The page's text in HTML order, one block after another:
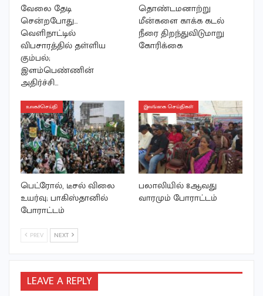
வேலை தேடி
சென்றபோது…
வெளிநாட்டில்
விபசாரத்தில் தள்ளிய
கும்பல்;
இளம்பெண்ணின்
அதிர்ச்சி…
தொண்டமனாற்று
மீன்களை காக்க கடல்
நீரை திறந்துவிடுமாறு
கோரிக்கை
உலகச்செய்தி
பெட்ரோல், டீசல் விலை
உயர்வு; பாகிஸ்தானில்
போராட்டம்
இலங்கை செய்திகள்
பலாலியில் 8ஆவது
வாரமும் போராட்டம்
PREV NEXT
LEAVE A REPLY